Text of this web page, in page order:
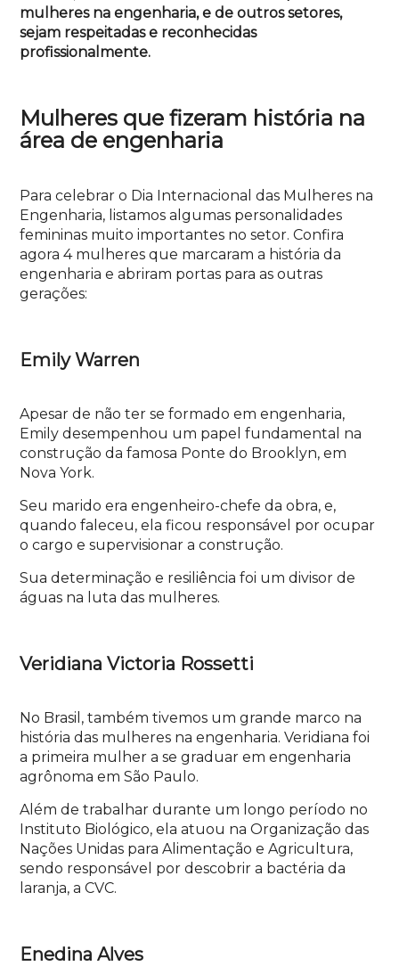
mulheres na engenharia, e de outros setores,
sejam respeitadas e reconhecidas
profissionalmente.
Mulheres que fizeram história na
área de engenharia
Para celebrar o Dia Internacional das Mulheres na
Engenharia, listamos algumas personalidades
femininas muito importantes no setor.Confira
agora 4 mulheres que marcaram a história da
engenharia e abriram portas para as outras
gerações:
Emily Warren
Apesar de não ter se formado em engenharia,
Emily desempenhou um papel fundamental na
construção da famosa Ponte do Brooklyn, em
Nova York.
Seu marido era engenheiro-chefe da obra, e,
quando faleceu, ela ficou responsável por ocupar
o cargo e supervisionar a construção.
Sua determinação e resiliência foi um divisor de
águas na luta das mulheres.
Veridiana Victoria Rossetti
No Brasil, também tivemos um grande marco na
história das mulheres na engenharia. Veridiana foi
a primeira mulher a se graduar em engenharia
agrônoma em São Paulo.
Além de trabalhar durante um longo período no
Instituto Biológico, ela atuou na Organização das
Nações Unidas para Alimentação e Agricultura,
sendo responsável por descobrir a bactéria da
laranja, a CVC.
Enedina Alves